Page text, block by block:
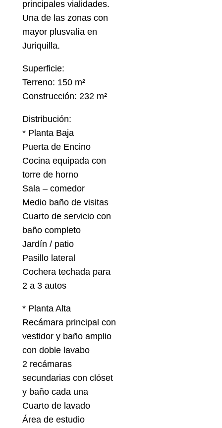
principales vialidades.
Una de las zonas con
mayor plusvalía en
Juriquilla.
Superficie:
Terreno: 150 m²
Construcción: 232 m²
Distribución:
* Planta Baja
Puerta de Encino
Cocina equipada con
torre de horno
Sala – comedor
Medio baño de visitas
Cuarto de servicio con
baño completo
Jardín / patio
Pasillo lateral
Cochera techada para
2 a 3 autos
* Planta Alta
Recámara principal con
vestidor y baño amplio
con doble lavabo
2 recámaras
secundarias con clóset
y baño cada una
Cuarto de lavado
Área de estudio